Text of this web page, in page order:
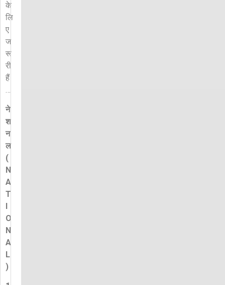
के
लि
ए
ज
रू
री
हैं
…
ने
श
न
ल
(
N
A
T
I
O
N
A
L
)